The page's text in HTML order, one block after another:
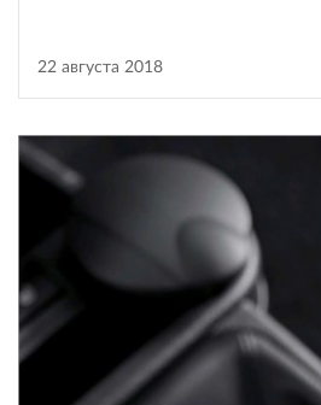
22 августа 2018